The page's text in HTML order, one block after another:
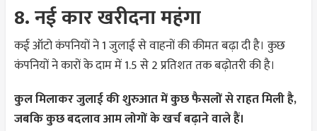
8. नई कार खरीदना महंगा
कई ऑटो कंपनियों ने 1 जुलाई से वाहनों की कीमत बढ़ा दी है। कुछ
कंपनियों ने कारों के दाम में 1.5 से 2 प्रतिशत तक बढ़ोतरी की है।
कुल मिलाकर जुलाई की शुरुआत में कुछ फैसलों से राहत मिली है,
जबकि कुछ बदलाव आम लोगों के खर्च बढ़ाने वाले हैं।